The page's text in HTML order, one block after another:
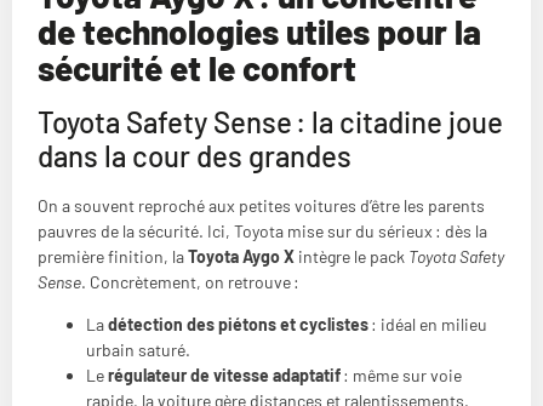
de technologies utiles pour la
sécurité et le confort
Toyota Safety Sense : la citadine joue
dans la cour des grandes
On a souvent reproché aux petites voitures d’être les parents
pauvres de la sécurité. Ici, Toyota mise sur du sérieux : dès la
première finition, laToyota Aygo X intègre le pack Toyota Safety
Sense. Concrètement, on retrouve :
Ladétection des piétons et cyclistes: idéal en milieu
urbain saturé.
Lerégulateur de vitesse adaptatif: même sur voie
rapide, la voiture gère distances et ralentissements.